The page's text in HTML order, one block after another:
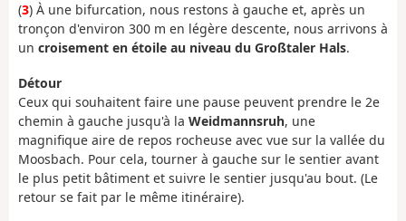
(3) À une bifurcation, nous restons à gauche et, après un
tronçon d'environ 300 m en légère descente, nous arrivons à
un croisement en étoile au niveau du Großtaler Hals.
Détour
Ceux qui souhaitent faire une pause peuvent prendre le 2e
chemin à gauche jusqu'à la Weidmannsruh, une
magnifique aire de repos rocheuse avec vue sur la vallée du
Moosbach. Pour cela, tourner à gauche sur le sentier avant
le plus petit bâtiment et suivre le sentier jusqu'au bout. (Le
retour se fait par le même itinéraire).